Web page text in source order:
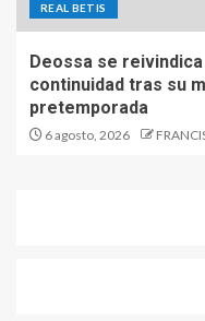
REAL BETIS
Deossa se
continuidad tras su
pretemporada
6 agosto, 2026